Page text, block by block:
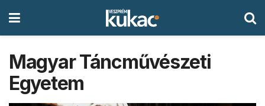
Magyar Táncművészeti
Egyetem